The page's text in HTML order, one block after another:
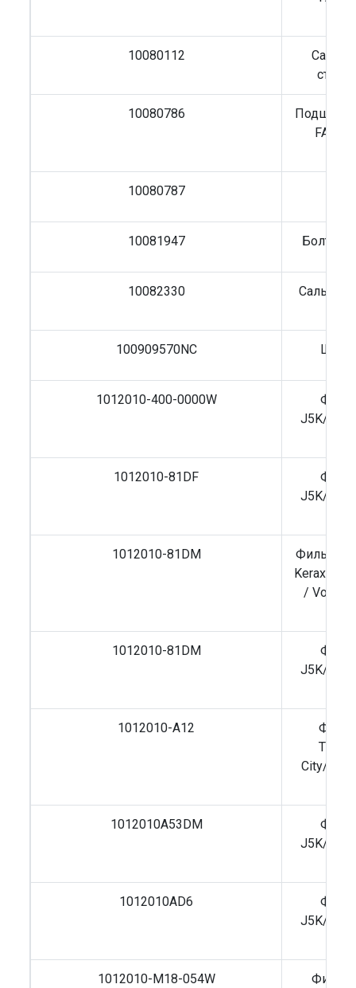
10080112
10080786
FAW
10080787
10081947 Болт
10082330
Сальник
100909570NC Щуп
1012010-400-0000W
J5K/
1012010-81DF
J5K/
1012010-81DM
Фильтр
Kerax/
/ Volvo
1012010-81DM
J5K/
1012010-A12
TGA/
City/Sky/
1012010A53DM
J5K/
1012010AD6
J5K/
1012010-M18-054W